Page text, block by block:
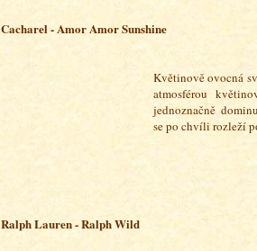
Cacharel - Amor Amor Sunshine
Květinově ovocná
atmosférou
jednoznačně
se po chvíli rozleží
Ralph Lauren - Ralph Wild